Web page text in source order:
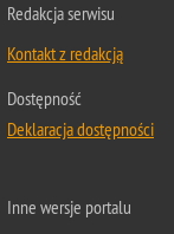
Redakcja serwisu
Kontakt z redakcją
Dostępność
Deklaracja dostępności
Inne wersje portalu